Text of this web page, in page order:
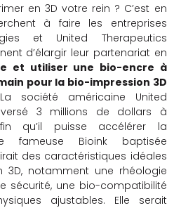
en 3D votre rein ? C’est en
à faire les entreprises
et United Therapeutics
d’élargir leur partenariat en
et utiliser une bio-encre à
pour la bio-impression 3D
société américaine United
3 millions de dollars à
qu’il puisse accélérer la
fameuse Bioink baptisée
des caractéristiques idéales
3D, notamment une rhéologie
sécurité, une bio-compatibilité
ajustables. Elle serait